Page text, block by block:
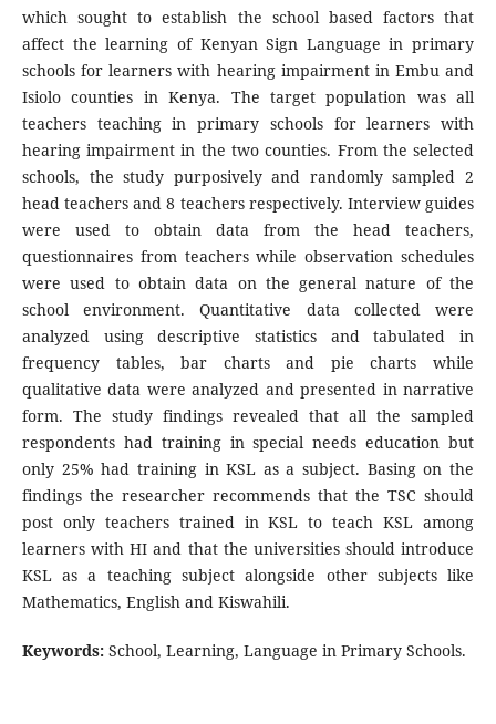
which sought to establish the school based factors that
affect the learning of Kenyan Sign Language in primary
schools for learners with hearing impairment in Embu and
Isiolo counties in Kenya. The target population was all
teachers teaching in primary schools for learners with
hearing impairment in the two counties. From the selected
schools, the study purposively and randomly sampled 2
head teachers and 8 teachers respectively. Interview guides
were used to obtain data from the head teachers,
questionnaires from teachers while observation schedules
were used to obtain data on the general nature of the
school environment. Quantitative data collected were
analyzed using descriptive statistics and tabulated in
frequency tables, bar charts and pie charts while
qualitative data were analyzed and presented in narrative
form. The study findings revealed that all the sampled
respondents had training in special needs education but
only 25% had training in KSL as a subject. Basing on the
findings the researcher recommends that the TSC should
post only teachers trained in KSL to teach KSL among
learners with HI and that the universities should introduce
KSL as a teaching subject alongside other subjects like
Mathematics, English and Kiswahili.
Keywords:School, Learning, Language in Primary Schools.